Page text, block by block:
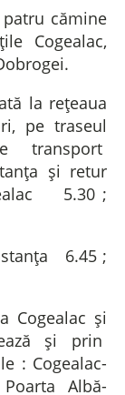
cămine
Cogealac,
la rețeaua
pe traseul
transport
și retur
5.30 ;
6.45 ;
și
și prin
: Cogealac-
Albă-